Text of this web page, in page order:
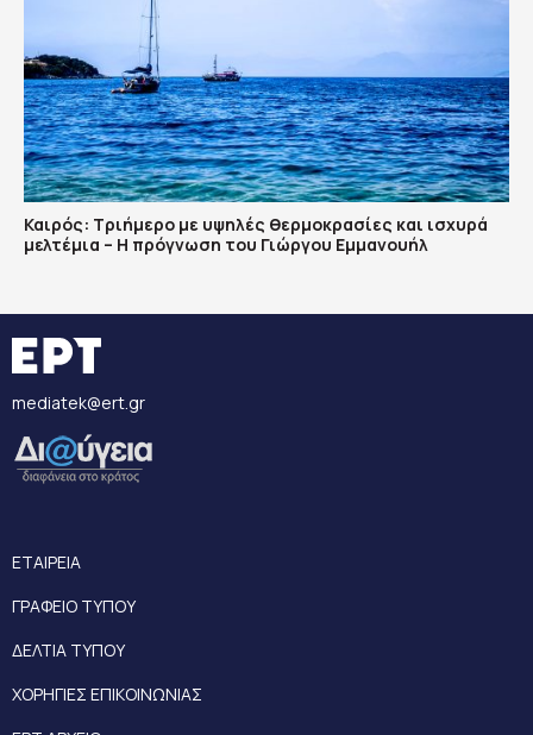
Καιρός: Τριήμερο με υψηλές θερμοκρασίες και ισχυρά
μελτέμια – Η πρόγνωση του Γιώργου Εμμανουήλ
mediatek@ert.gr
ΕΤΑΙΡΕΙΑ
ΓΡΑΦΕΙΟ ΤΥΠΟΥ
ΔΕΛΤΙΑ ΤΥΠΟΥ
ΧΟΡΗΓΙΕΣ ΕΠΙΚΟΙΝΩΝΙΑΣ